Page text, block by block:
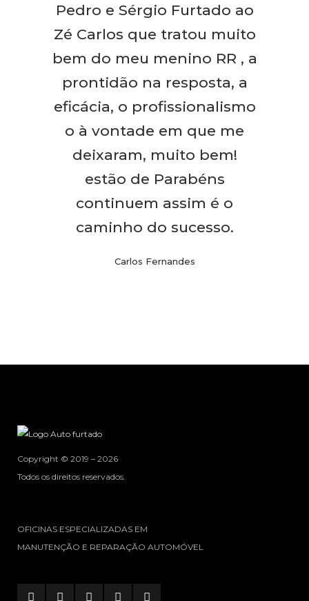
Pedro e Sérgio Furtado ao
Zé Carlos que tratou muito
bem do meu menino RR , a
prontidão na resposta, a
eficácia, o profissionalismo
o à vontade em que me
deixaram, muito bem!
estão de Parabéns
continuem assim é o
caminho do sucesso.
Carlos Fernandes
Copyright © 2019 – 2026
Todos os direitos reservados.
OFICINAS ESPECIALIZADAS EM
MANUTENÇÃO E REPARAÇÃO AUTOMÓVEL